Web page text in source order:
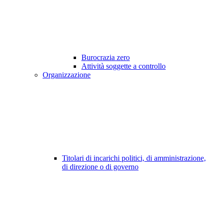
Burocrazia zero
Attività soggette a controllo
Organizzazione
Titolari di incarichi politici, di amministrazione,
di direzione o di governo